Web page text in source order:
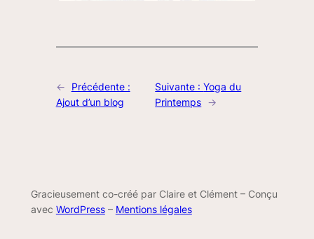
←
Précédente :
Ajout d’un blog
Suivante :Yoga du
Printemps →
Gracieusement co-créé par Claire et Clément – Conçu
avec WordPress– Mentions légales